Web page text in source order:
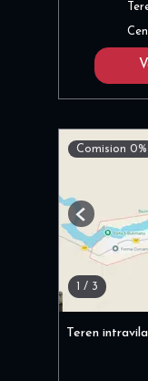
Comision 0%
/ 3
Previous
Teren